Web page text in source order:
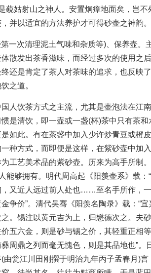
藐姑射山之神人。安置炯瘴地面矣，岂不
并以适宜的方法养护才可得砂壶之神韵。
一次清理泥土气味和杂质等)、保养壶。
散发出茶香滋味，而经过多次的使用之
还是肯定了茶人对茶味的追求，也反映
之道。
饮茶方式之主流，尤其是壶泡法在江
是清饮，即一壶或一盏(杯)茶中只有茶和
如此。有在茶盏中加入少许炒青豆或橙
种方式，而即便是这样，在紫砂壶中加
工艺美术品的紫砂壶。历来为高手所制
能够拥有。明代周高起《阳羡壶系》载：“
又近人远过前人处也……至名手所作，
争价”。清代吴骞《阳羡名陶录》载：“宜
。锡注以黄元吉为上，归懋德次之。夫
五六金，则是砂与锡之价，其轻重正相
周鼎之列而毫无愧色，则是其品地也”。
瓮江川田刚撰于明治九年丙子孟春月)言